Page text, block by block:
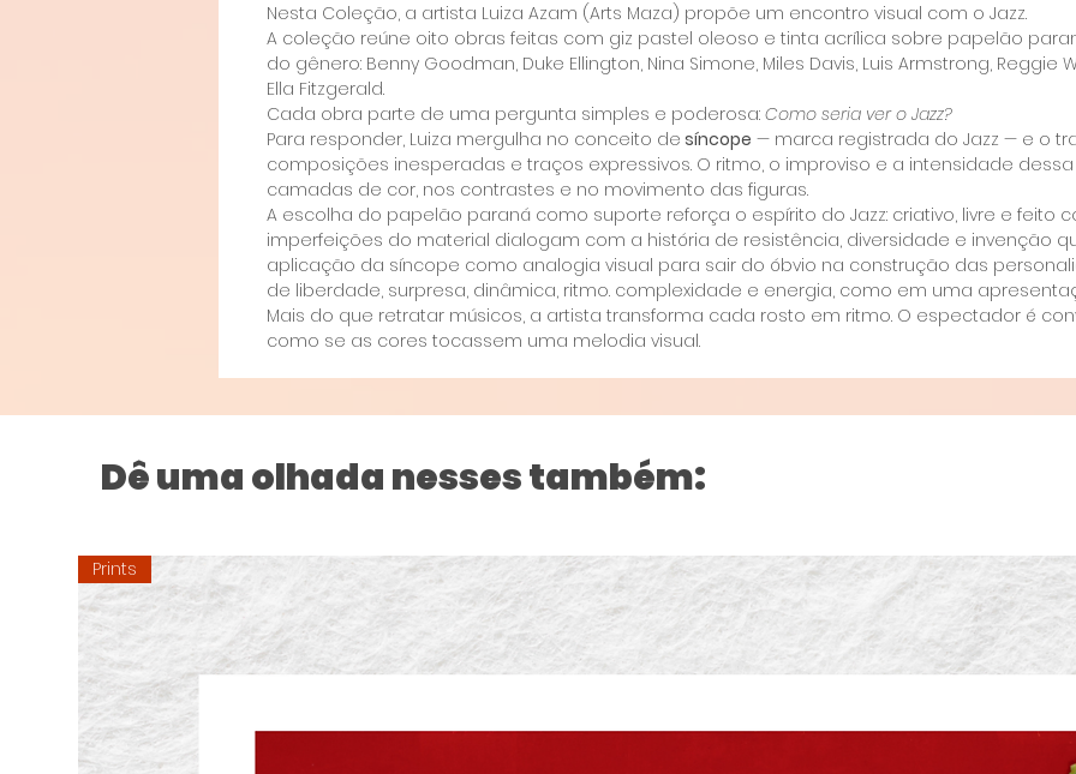
Nesta Coleção, a artista Luiza Azam (Arts Maza) propõe um encontro visual com o Jazz.
A coleção reúne oito obras feitas com giz pastel oleoso e tinta acrílica sobre papelão
do gênero: Benny Goodman, Duke Ellington, Nina Simone, Miles Davis, Luis Armstrong, Reggie
Ella Fitzgerald.
Cada obra parte de uma pergunta simples e poderosa: Como seria ver o Jazz?
Para responder, Luiza mergulha no conceito de síncope — marca registrada do Jazz — e o
composições inesperadas e traços expressivos. O ritmo, o improviso e a intensidade
camadas de cor, nos contrastes e no movimento das figuras.
A escolha do papelão paraná como suporte reforça o espírito do Jazz: criativo, livre e feito
imperfeições do material dialogam com a história de resistência, diversidade e invenção
aplicação da síncope como analogia visual para sair do óbvio na construção das
de liberdade, surpresa, dinâmica, ritmo. complexidade e energia, como em uma
Mais do que retratar músicos, a artista transforma cada rosto em ritmo. O espectador é
como se as cores tocassem uma melodia visual.
Dê uma olhada nesses também:
Prints